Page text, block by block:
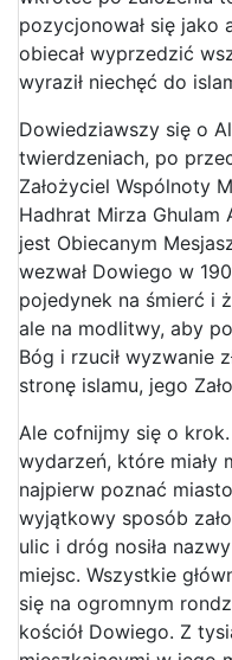
pozycjonował się jako
obiecał wyprzedzić
wyraził niechęć do
Dowiedziawszy się o
twierdzeniach, po
Założyciel Wspólnoty
Hadhrat Mirza Ghulam
jest Obiecanym
wezwał Dowiego w
pojedynek na śmierć i
ale na modlitwy, aby
Bóg i rzucił wyzwanie
stronę islamu, jego
Ale cofnijmy się o
wydarzeń, które miały
najpierw poznać
wyjątkowy sposób
ulic i dróg nosiła
miejsc. Wszystkie
się na ogromnym
kościół Dowiego. Z